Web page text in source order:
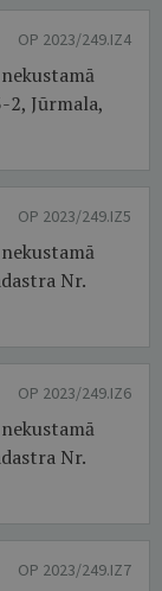
OP 2023/249.IZ4
2, Jūrmala,
OP 2023/249.IZ5
Nr.
OP 2023/249.IZ6
Nr.
OP 2023/249.IZ7